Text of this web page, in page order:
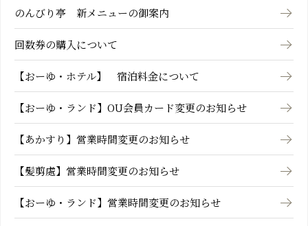
のんびり亭 新メニューの御案内
回数券の購入について
【おーゆ・ホテル】 宿泊料金について
【おーゆ・ランド】OU会員カード変更のお知らせ
【あかすり】営業時間変更のお知らせ
【髪剪處】営業時間変更のお知らせ
【おーゆ・ランド】営業時間変更のお知らせ